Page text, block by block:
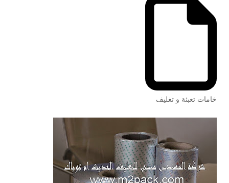
خامات تعبئة و تغليف